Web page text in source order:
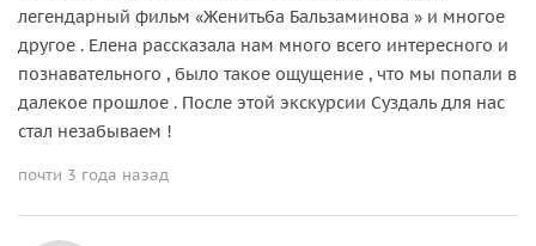
легендарный фильм «Женитьба Бальзаминова » и многое
другое . Елена рассказала нам много всего интересного и
познавательного , было такое ощущение , что мы попали в
далекое прошлое . После этой экскурсии Суздаль для нас
стал незабываем !
почти 3 года назад